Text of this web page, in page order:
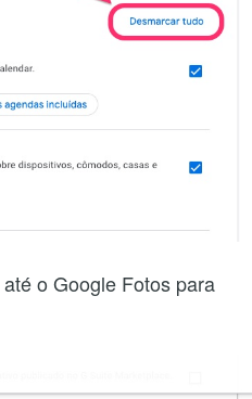
o Google Fotos para